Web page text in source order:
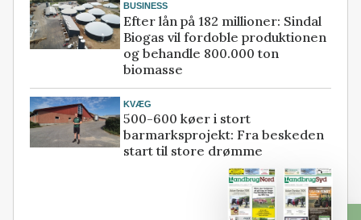
BUSINESS
Efter lån på 182 millioner: Sindal
Biogas vil fordoble produktionen
og behandle 800.000 ton
biomasse
KVÆG
500-600 køer i stort
barmarksprojekt: Fra beskeden
start til store drømme